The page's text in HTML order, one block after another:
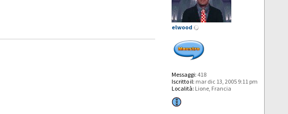
elwood
Messaggi: 418
Iscritto il: mar dic 13, 2005 9:11 pm
Località: Lione, Francia